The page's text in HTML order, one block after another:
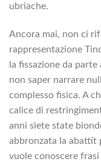
ubriache.
Ancora mai, non ci
rappresentazione
la fissazione da
non saper narrare
complesso fisica. A
calice di
anni siete state
abbronzata la abattit
vuole conoscere